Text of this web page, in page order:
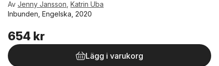
Av Jenny Jansson Katrin Uba
Inbunden, Engelska, 2020
654 kr
Lägg i varukorg